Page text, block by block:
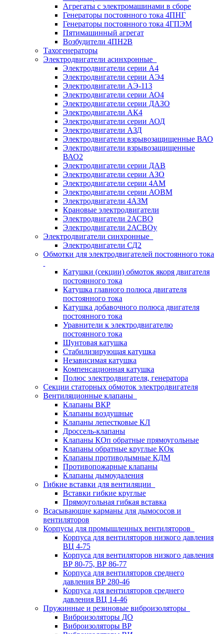
Агрегаты с электромашинами в сборе
Генераторы постоянного тока 4ПНГ
Генераторы постоянного тока 4ГПЭМ
Пятимашинный агрегат
Возбудители 4ПН2В
Тахогенераторы
Электродвигатели асинхронные
Электродвигатели серии А4
Электродвигатели серии АЭ4
Электродвигатели АЭ-113
Электродвигатели серии АО4
Электродвигатели серии ДАЗО
Электродвигатели АК4
Электродвигатели серии АОД
Электродвигатели АЗД
Электродвигатели взрывозащищенные ВАО
Электродвигатели взрывозащищенные
ВАО2
Электродвигатели серии ДАВ
Электродвигатели серии АЗО
Электродвигатели серии 4АМ
Электродвигатели серии АОВМ
Электродвигатели 4АЗМ
Крановые электродвигатели
Электродвигатели 2АСВО
Электродвигатели 2АСВОу
Электродвигатели синхронные
Электродвигатели СД2
Обмотки для электродвигателей постоянного тока
Катушки (секции) обмоток якоря двигателя
постоянного тока
Катушка главного полюса двигателя
постоянного тока
Катушка добавочного полюса двигателя
постоянного тока
Уравнители к электродвигателю
постоянного тока
Шунтовая катушка
Стабилизирующая катушка
Независимая катушка
Компенсационная катушка
Полюс электродвигателя, генератора
Секции статорных обмоток электродвигателя
Вентиляционные клапаны
Клапаны ВКР
Клапаны воздушные
Клапаны лепестковые КЛ
Дроссель-клапаны
Клапаны КОп обратные прямоугольные
Клапаны обратные круглые КОк
Клапаны противодымные КДМ
Противопожарные клапаны
Клапаны дымоудаления
Гибкие вставки для вентиляции
Вставки гибкие круглые
Прямоугольная гибкая вставка
Всасывающие карманы для дымососов и
вентиляторов
Корпусы для промышленных вентиляторов
Корпуса для вентиляторов низкого давления
ВЦ 4-75
Корпуса для вентиляторов низкого давления
ВР 80-75, ВР 86-77
Корпуса для вентиляторов среднего
давления ВР 280-46
Корпуса для вентиляторов среднего
давления ВЦ 14-46
Пружинные и резиновые виброизоляторы
Виброизоляторы ДО
Виброизоляторы ВР